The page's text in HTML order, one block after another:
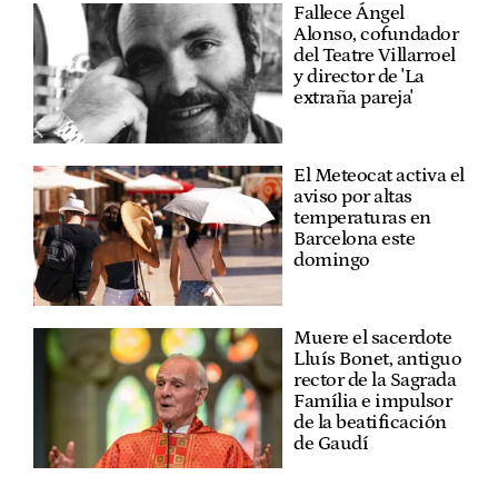
Fallece Ángel
Alonso, cofundador
del Teatre Villarroel
y director de 'La
extraña pareja'
El Meteocat activa el
aviso por altas
temperaturas en
Barcelona este
domingo
Muere el sacerdote
Lluís Bonet, antiguo
rector de la Sagrada
Família e impulsor
de la beatificación
de Gaudí